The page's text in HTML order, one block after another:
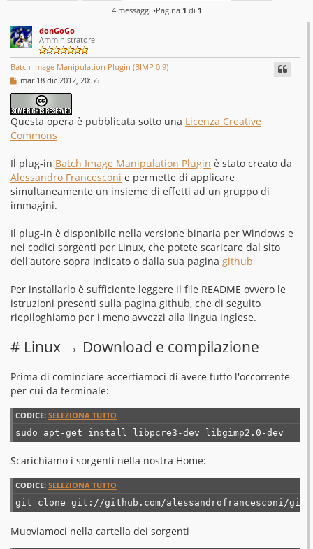
4 messaggi •Pagina 1 di 1
donGoGo
Amministratore
Batch Image Manipulation Plugin (BIMP 0.9)
M
s
a
g
g
i
mar 18 dic 2012, 20:56
Questa opera è pubblicata sotto una Licenza Creative
Commons
Il plug-in Batch Image Manipulation Plugin è stato creato da
Alessandro Francesconi e permette di applicare
simultaneamente un insieme di effetti ad un gruppo di
immagini.
Il plug-in è disponibile nella versione binaria per Windows e
nei codici sorgenti per Linux, che potete scaricare dal sito
dell'autore sopra indicato o dalla sua pagina github
Per installarlo è sufficiente leggere il file README ovvero le
istruzioni presenti sulla pagina github, che di seguito
riepiloghiamo per i meno avvezzi alla lingua inglese.
# Linux → Download e compilazione
Prima di cominciare accertiamoci di avere tutto l'occorrente
per cui da terminale:
CODICE: SELEZIONA TUTTO
sudo apt-get install libpcre3-dev libgimp2.0-dev
Scarichiamo i sorgenti nella nostra Home:
CODICE: SELEZIONA TUTTO
git clone git://github.com/alessandrofrancesconi/
Muoviamoci nella cartella dei sorgenti